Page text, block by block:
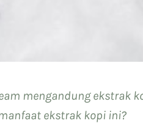
mengandung ekstrak
ekstrak kopi ini?